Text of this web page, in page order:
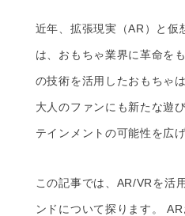
近年、拡張現実（AR）と仮
は、おもちゃ業界に革命を
の技術を活用したおもちゃ
大人のファンにも新たな遊
テインメントの可能性を広
この記事では、AR/VRを活
ンドについて探ります。